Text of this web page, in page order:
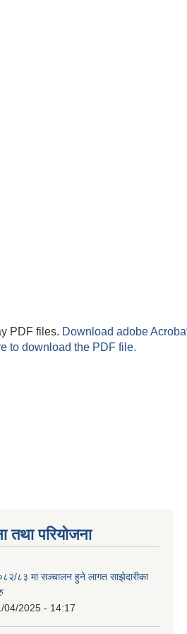
PDF files. Download adobe
to download the PDF file.
तथा परियोजना
८३ मा सञ्चालन हुने लागत साझेदारीका
04/2025 - 14:17